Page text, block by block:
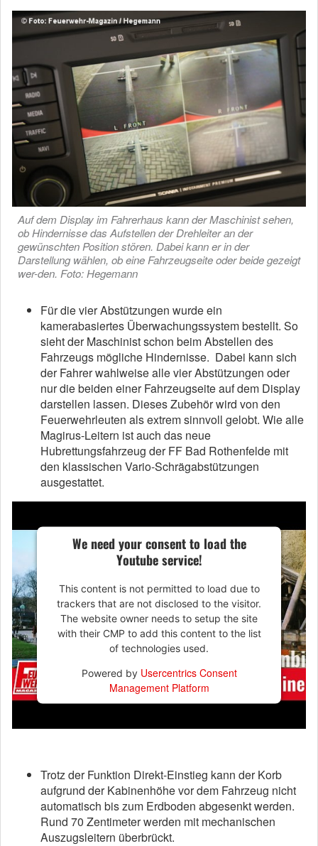
Auf dem Display im Fahrerhaus kann der Maschinist sehen,
ob Hindernisse das Aufstellen der Drehleiter an der
gewünschten Position stören. Dabei kann er in der
Darstellung wählen, ob eine Fahrzeugseite oder beide gezeigt
wer-den. Foto: Hegemann
Für die vier Abstützungen wurde ein
kamerabasiertes Überwachungssystem bestellt. So
sieht der Maschinist schon beim Abstellen des
Fahrzeugs mögliche Hindernisse. Dabei kann sich
der Fahrer wahlweise alle vier Abstützungen oder
nur die beiden einer Fahrzeugseite auf dem Display
darstellen lassen. Dieses Zubehör wird von den
Feuerwehrleuten als extrem sinnvoll gelobt. Wie alle
Magirus-Leitern ist auch das neue
Hubrettungsfahrzeug der FF Bad Rothenfelde mit
den klassischen Vario-Schrägabstützungen
ausgestattet.
We need your consent to load the
Youtube service!
This content is not permitted to load due to
trackers that are not disclosed to the visitor.
The website owner needs to setup the site
with their CMP to add this content to the list
of technologies used.
Powered by Usercentrics Consent
Management Platform
Trotz der Funktion Direkt-Einstieg kann der Korb
aufgrund der Kabinenhöhe vor dem Fahrzeug nicht
automatisch bis zum Erdboden abgesenkt werden.
Rund 70 Zentimeter werden mit mechanischen
Auszugsleitern überbrückt.